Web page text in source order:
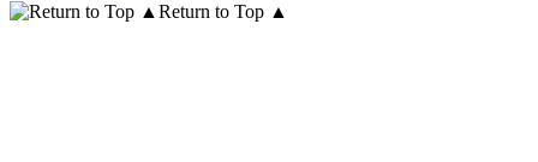
Return to Top ▲